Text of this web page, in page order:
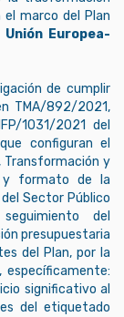
marco del Plan
Unión Europea-
de cumplir
TMA/892/2021,
1031/2021 del
configuran el
Transformación y
y formato de la
Sector Público
del
presupuestaria
del Plan, por la
específicamente:
significativo al
del etiquetado